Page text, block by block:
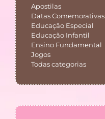
Apostilas
Datas Comemorativas
Educação Especial
Educação Infantil
Ensino Fundamental
Jogos
Todas categorias